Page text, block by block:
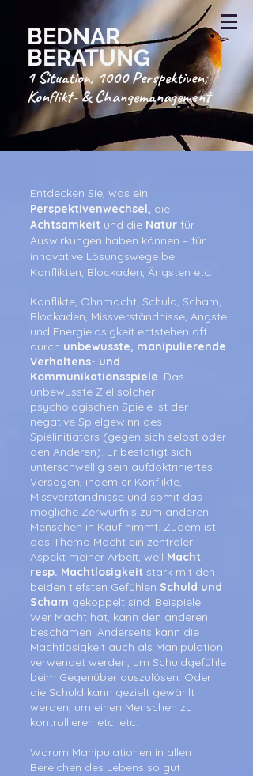
BEDNAR
BERATUNG
1 Situation, 1000 Perspektiven;
Konflikt- & Changemanagement
Entdecken Sie, was ein
Perspektivenwechsel, die
Achtsamkeit und die Natur für
Auswirkungen haben können – für
innovative Lösungswege bei
Konflikten, Blockaden, Ängsten etc.
Konflikte, Ohnmacht, Schuld, Scham,
Blockaden, Missverständnisse, Ängste
und Energielosigkeit entstehen oft
durch unbewusste, manipulierende
Verhaltens- und
Kommunikationsspiele. Das
unbewusste Ziel solcher
psychologischen Spiele ist der
negative Spielgewinn des
Spielinitiators (gegen sich selbst oder
den Anderen). Er bestätigt sich
unterschwellig sein aufdoktriniertes
Versagen, indem er Konflikte,
Missverständnisse und somit das
mögliche Zerwürfnis zum anderen
Menschen in Kauf nimmt. Zudem ist
das Thema Macht ein zentraler
Aspekt meiner Arbeit, weil Macht
resp. Machtlosigkeit stark mit den
beiden tiefsten Gefühlen Schuld und
Scham gekoppelt sind. Beispiele:
Wer Macht hat, kann den anderen
beschämen. Anderseits kann die
Machtlosigkeit auch als Manipulation
verwendet werden, um Schuldgefühle
beim Gegenüber auszulösen. Oder
die Schuld kann gezielt gewählt
werden, um einen Menschen zu
kontrollieren etc. etc.
Warum Manipulationen in allen
Bereichen des Lebens so gut